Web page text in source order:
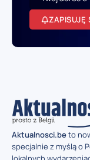
ZAPISUJĘ
Aktualnosci.beto
specjalnie z myślą o